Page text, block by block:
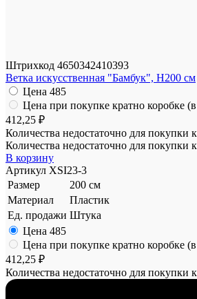
Штрихкод 4650342410393
Ветка искусственная "Бамбук", H200 см
Цена 485
Цена при покупке кратно коробке
412,25 ₽
Количества недостаточно для покупки
Количества недостаточно для покупки
В корзину
Артикул XSI23-3
Размер
200 см
Материал
Пластик
Ед. продажи Штука
Цена 485
Цена при покупке кратно коробке
412,25 ₽
Количества недостаточно для покупки